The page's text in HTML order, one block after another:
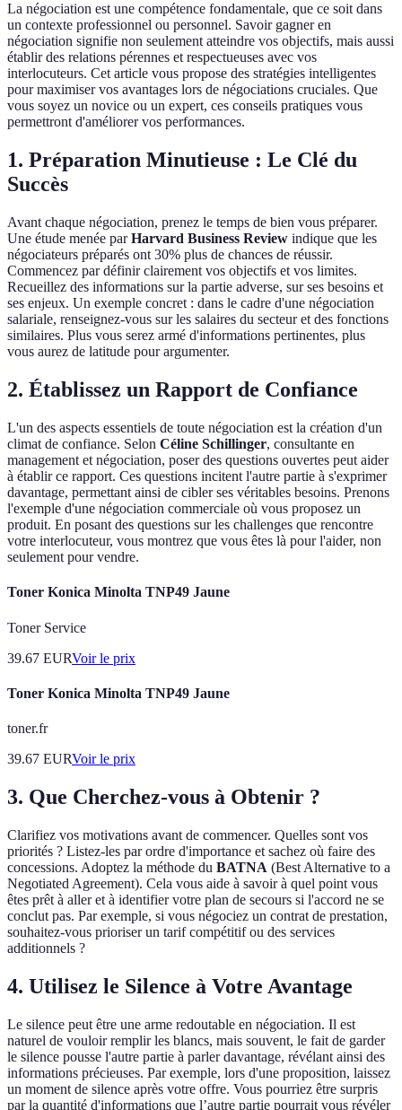
La négociation est une compétence fondamentale, que ce soit dans
un contexte professionnel ou personnel. Savoir gagner en
négociation signifie non seulement atteindre vos objectifs, mais aussi
établir des relations pérennes et respectueuses avec vos
interlocuteurs. Cet article vous propose des stratégies intelligentes
pour maximiser vos avantages lors de négociations cruciales. Que
vous soyez un novice ou un expert, ces conseils pratiques vous
permettront d'améliorer vos performances.
1. Préparation Minutieuse : Le Clé du
Succès
Avant chaque négociation, prenez le temps de bien vous préparer.
Une étude menée parHarvard Business Review indique que les
négociateurs préparés ont 30% plus de chances de réussir.
Commencez par définir clairement vos objectifs et vos limites.
Recueillez des informations sur la partie adverse, sur ses besoins et
ses enjeux. Un exemple concret : dans le cadre d'une négociation
salariale, renseignez-vous sur les salaires du secteur et des fonctions
similaires. Plus vous serez armé d'informations pertinentes, plus
vous aurez de latitude pour argumenter.
2. Établissez un Rapport de Confiance
L'un des aspects essentiels de toute négociation est la création d'un
climat de confiance. Selon Céline Schillinger, consultante en
management et négociation, poser des questions ouvertes peut aider
à établir ce rapport. Ces questions incitent l'autre partie à s'exprimer
davantage, permettant ainsi de cibler ses véritables besoins. Prenons
l'exemple d'une négociation commerciale où vous proposez un
produit. En posant des questions sur les challenges que rencontre
votre interlocuteur, vous montrez que vous êtes là pour l'aider, non
seulement pour vendre.
Toner Konica Minolta TNP49 Jaune
Toner Service
39.67 EURVoir le prix
Toner Konica Minolta TNP49 Jaune
toner.fr
39.67 EURVoir le prix
3. Que Cherchez-vous à Obtenir ?
Clarifiez vos motivations avant de commencer. Quelles sont vos
priorités ? Listez-les par ordre d'importance et sachez où faire des
concessions. Adoptez la méthode du BATNA (Best Alternative to a
Negotiated Agreement). Cela vous aide à savoir à quel point vous
êtes prêt à aller et à identifier votre plan de secours si l'accord ne se
conclut pas. Par exemple, si vous négociez un contrat de prestation,
souhaitez-vous prioriser un tarif compétitif ou des services
additionnels ?
4. Utilisez le Silence à Votre Avantage
Le silence peut être une arme redoutable en négociation. Il est
naturel de vouloir remplir les blancs, mais souvent, le fait de garder
le silence pousse l'autre partie à parler davantage, révélant ainsi des
informations précieuses. Par exemple, lors d'une proposition, laissez
un moment de silence après votre offre. Vous pourriez être surpris
par la quantité d'informations que l’autre partie pourrait vous révéler